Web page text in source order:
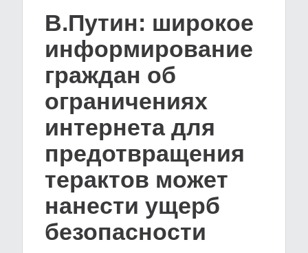
В.Путин: широкое
информирование
граждан об
ограничениях
интернета для
предотвращения
терактов может
нанести ущерб
безопасности